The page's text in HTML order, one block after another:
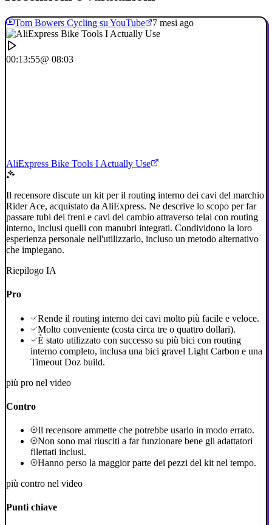
Tom Bowers Cycling su YouTube 7 mesi ago
00:13:55@ 08:03
AliExpress Bike Tools I Actually Use
Il recensore discute un kit per il routing interno dei cavi del marchio
Rider Ace, acquistato da AliExpress. Ne descrive lo scopo per far
passare tubi dei freni e cavi del cambio attraverso telai con routing
interno, inclusi quelli con manubri integrati. Condividono la loro
esperienza personale nell'utilizzarlo, incluso un metodo alternativo
che impiegano.
Riepilogo IA
Pro
Rende il routing interno dei cavi molto più facile e veloce.
Molto conveniente (costa circa tre o quattro dollari).
È stato utilizzato con successo su più bici con routing
interno completo, inclusa una bici gravel Light Carbon e una
Timeout Doz build.
più pro nel video
Contro
Il recensore ammette che potrebbe usarlo in modo errato.
Non sono mai riusciti a far funzionare bene gli adattatori
filettati inclusi.
Hanno perso la maggior parte dei pezzi del kit nel tempo.
più contro nel video
Punti chiave